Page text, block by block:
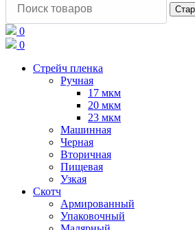
0
0
Стрейч пленка
Ручная
17 мкм
20 мкм
23 мкм
Машинная
Черная
Вторичная
Пищевая
Узкая
Скотч
Армированный
Упаковочный